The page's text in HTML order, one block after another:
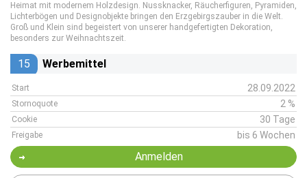
Heimat mit modernem Holzdesign. Nussknacker, Räucherfiguren, Pyramiden,
Lichterbögen und Designobjekte bringen den Erzgebirgszauber in die Welt.
Groß und Klein sind begeistert von unserer handgefertigten Dekoration,
besonders zur Weihnachtszeit.
15 Werbemittel
Start 28.09.2022
Stornoquote 2 %
Cookie 30 Tage
Freigabe bis 6 Wochen
Anmelden